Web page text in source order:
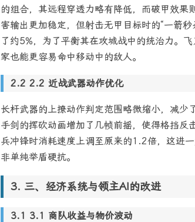
的组合，其远程穿透力略有降低，而破甲效
害输出更加稳定，但射击无甲目标时的“一箭
了约5%，为了平衡其在攻城战中的统治力。
家也能更容易命中移动中的敌人。
2.2 近战武器动作优化
长杆武器的上撩动作判定范围略微缩小，减少
手剑的挥砍动画增加了几帧前摇，使得格挡
兵冲锋时消耗速度上调至原来的1.2倍，这进
非单纯举盾硬抗。
三、经济系统与领主AI的改进
3.1 商队收益与物价波动